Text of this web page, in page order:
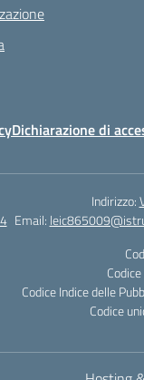
Dichiarazione di
Indirizzo:
Email:
Codice Indice delle
Codice